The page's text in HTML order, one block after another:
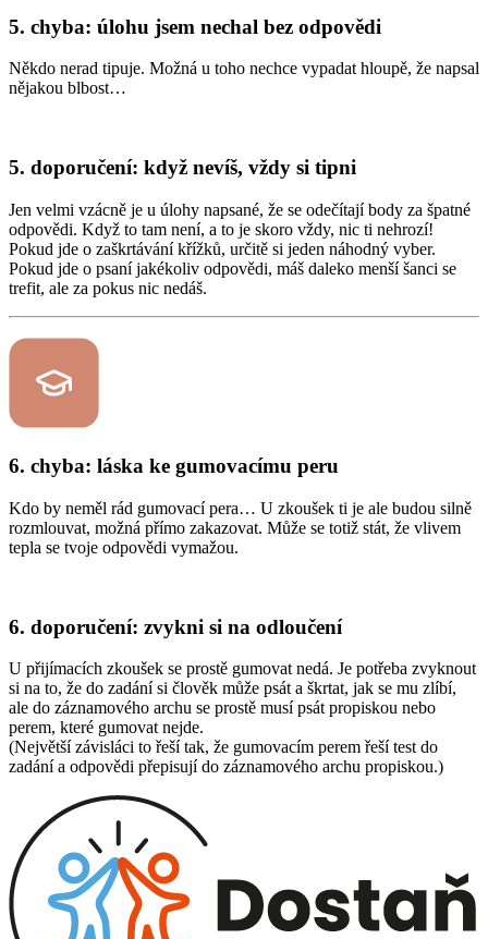
5. chyba: úlohu jsem nechal bez odpovědi
Někdo nerad tipuje. Možná u toho nechce vypadat hloupě, že napsal
nějakou blbost…
5. doporučení: když nevíš, vždy si tipni
Jen velmi vzácně je u úlohy napsané, že se odečítají body za špatné
odpovědi. Když to tam není, a to je skoro vždy, nic ti nehrozí!
Pokud jde o zaškrtávání křížků, určitě si jeden náhodný vyber.
Pokud jde o psaní jakékoliv odpovědi, máš daleko menší šanci se
trefit, ale za pokus nic nedáš.
6. chyba: láska ke gumovacímu peru
Kdo by neměl rád gumovací pera… U zkoušek ti je ale budou silně
rozmlouvat, možná přímo zakazovat. Může se totiž stát, že vlivem
tepla se tvoje odpovědi vymažou.
6. doporučení: zvykni si na odloučení
U přijímacích zkoušek se prostě gumovat nedá. Je potřeba zvyknout
si na to, že do zadání si člověk může psát a škrtat, jak se mu zlíbí,
ale do záznamového archu se prostě musí psát propiskou nebo
perem, které gumovat nejde.
(Největší závisláci to řeší tak, že gumovacím perem řeší test do
zadání a odpovědi přepisují do záznamového archu propiskou.)